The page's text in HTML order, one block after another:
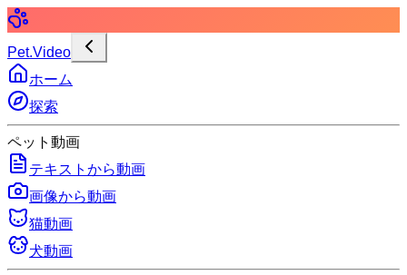
Pet.Video
ホーム
探索
ペット動画
テキストから動画
画像から動画
猫動画
犬動画